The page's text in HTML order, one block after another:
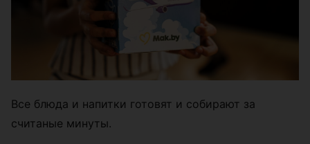
Все блюда и напитки готовят и собирают за
считаные минуты.